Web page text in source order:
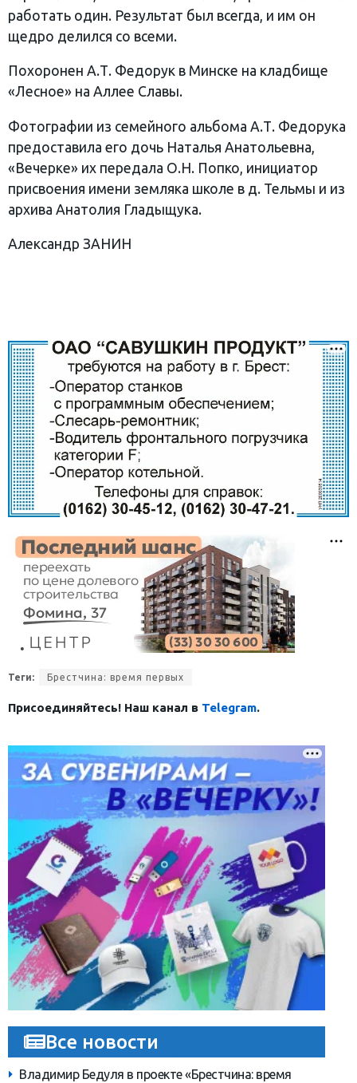
работать один. Результат был всегда, и им он
щедро делился со всеми.
Похоронен А.Т. Федорук в Минске на кладбище
«Лесное» на Аллее Славы.
Фотографии из семейного альбома А.Т. Федорука
предоставила его дочь Наталья Анатольевна,
«Вечерке» их передала О.Н. Попко, инициатор
присвоения имени земляка школе в д. Тельмы и из
архива Анатолия Гладыщука.
Александр ЗАНИН
Теги: Брестчина: время первых
Присоединяйтесь! Наш канал в Telegram.
Все новости
Владимир Бедуля в проекте «Брестчина: время